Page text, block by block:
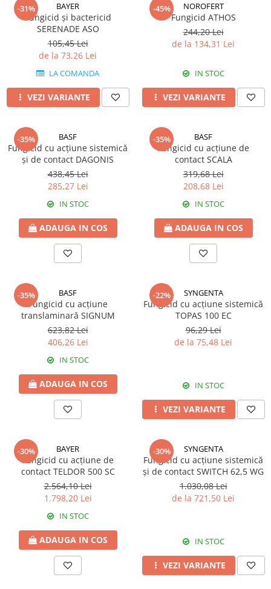
ARBUȘTI FRUCTIFERI
Erbicide
Fungicide
Insecticide
Acaricide
Fertilizanți foliari
ARDEI
Erbicide
Fungicide
Insecticide
Fertilizanți foliari
Dezinfectant sol
Erbicide
BOB
Fungicide
Insecticide
Fertilizanți foliari
Fertilizanți foliari
CAIS
Erbicide
Acaricide
Biostimulatori
Fertilizanți foliari
Adjuvanți
CAMELINĂ
Fungicide
CÂNEPĂ
ARDEI IUTE
Insecticide
Fungicide
Acaricide
Biostimulatori
Fertilizanți foliari
Adjuvanți
Insecticide
Fertilizanți foliari
Fungicide
Insecticide
Biostimulatori
Fertilizanți foliari
CASTRAVEȚI
Fungicide
Insecticide
Fertilizanți foliari
CASTRAVEȚI CORNIȘON
Insecticide
CEAPĂ
Insecticide
Fertilizanți foliari
CEREALE PĂIOASE
Biostimulatori
-31% BAYER
Fungicid și bactericid
SERENADE ASO
105,45 Lei
de la 73,26 Lei
LA COMANDA
VEZI VARIANTE
-45% NOROFERT
Fungicid ATHOS
244,20 Lei
de la 134,31 Lei
IN STOC
VEZI VARIANTE
-35% BASF
Fungicid cu acțiune sistemică
și de contact DAGONIS
438,45 Lei
285,27 Lei
IN STOC
ADAUGA IN COS
-35% BASF
Fungicid cu acțiune de
contact SCALA
319,68 Lei
208,68 Lei
IN STOC
ADAUGA IN COS
-35% BASF
Fungicid cu acțiune
translaminară SIGNUM
623,82 Lei
406,26 Lei
IN STOC
ADAUGA IN COS
-22% SYNGENTA
Fungicid cu acțiune sistemică
TOPAS 100 EC
96,29 Lei
de la 75,48 Lei
IN STOC
VEZI VARIANTE
-30% BAYER
Fungicid cu acțiune de
contact TELDOR 500 SC
2.564,10 Lei
1.798,20 Lei
IN STOC
ADAUGA IN COS
-30% SYNGENTA
Fungicid cu acțiune sistemică
și de contact SWITCH 62,5 WG
1.030,08 Lei
de la 721,50 Lei
IN STOC
VEZI VARIANTE